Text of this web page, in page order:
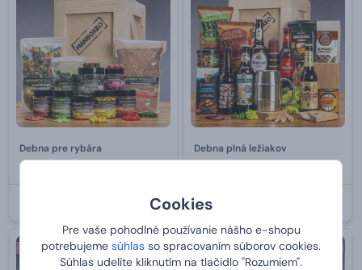
Cookies
Pre vaše pohodlné používanie nášho e-shopu
potrebujeme súhlas so spracovaním súborov cookies.
Súhlas udelíte kliknutím na tlačidlo "Rozumiem".
Debna pre rybára Debna plná ležiakov
U VÁS:
PRE ŽENU
2+1 ZDARMA
PERSONALIZÁCIA